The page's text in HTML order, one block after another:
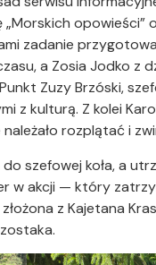
opowieści”
zadanie
a Zosia Jodko z
Zuzy Brzóski,
z kulturą. Z kolei
rozplątać i
szefowej koła, a
akcji — który
z Kajetana